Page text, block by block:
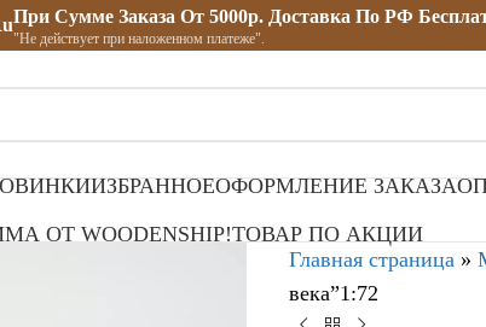
При Сумме Заказа От 5000р. Доставка По РФ
"Не действует при наложенном платеже".
ИЗБРАННОЕОФОРМЛЕНИЕ ЗАКАЗА
ОТ WOODENSHIP!ТОВАР ПО АКЦИИ
Главная страница »
века”1:72